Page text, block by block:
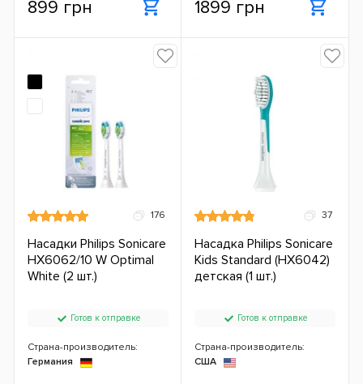
899 грн 1899 грн
176
Насадки Philips Sonicare
HX6062/10 W Optimal
White (2 шт.)
Готов к отправке
Страна-производитель:
Германия
37
Насадка Philips Sonicare
Kids Standard (HX6042)
детская (1 шт.)
Готов к отправке
Страна-производитель:
США